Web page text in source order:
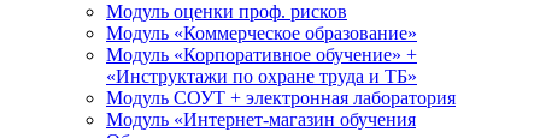
Модуль оценки проф. рисков
Модуль «Коммерческое образование»
Модуль «Корпоративное обучение» +
«Инструктажи по охране труда и ТБ»
Модуль СОУТ + электронная лаборатория
Модуль «Интернет-магазин обучения